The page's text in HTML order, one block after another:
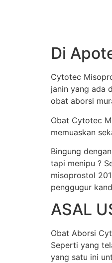
Di
Cytotec
janin yang ada
obat aborsi
Obat Cytotec
memuaskan
Bingung
tapi menipu ?
misoprostol
penggugur
ASAL
Obat Aborsi
Seperti yang
yang satu ini